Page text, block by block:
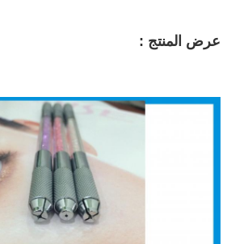
عرض المنتج :